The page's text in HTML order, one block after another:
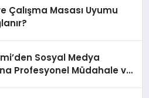
Çalışma Masası Uyumu
Sosyal Medya
Profesyonel Müdahale ve